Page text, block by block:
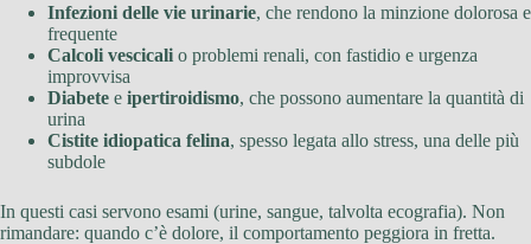
Infezioni delle vie urinarie, che rendono la minzione dolorosa e
frequente
Calcoli vescicali o problemi renali, con fastidio e urgenza
improvvisa
Diabete e ipertiroidismo, che possono aumentare la quantità di
urina
Cistite idiopatica felina, spesso legata allo stress, una delle più
subdole
In questi casi servono esami (urine, sangue, talvolta ecografia). Non
rimandare: quando c’è dolore, il comportamento peggiora in fretta.